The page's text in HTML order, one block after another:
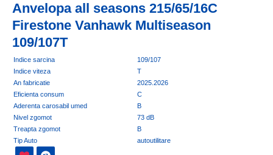
Anvelopa all seasons 215/65/16C
Firestone Vanhawk Multiseason
109/107T
Indice sarcina
109/107
Indice viteza
T
An fabricatie
2025.2026
Eficienta consum
C
Aderenta carosabil umed
B
Nivel zgomot
73 dB
Treapta zgomot
B
Tip Auto
autoutilitare